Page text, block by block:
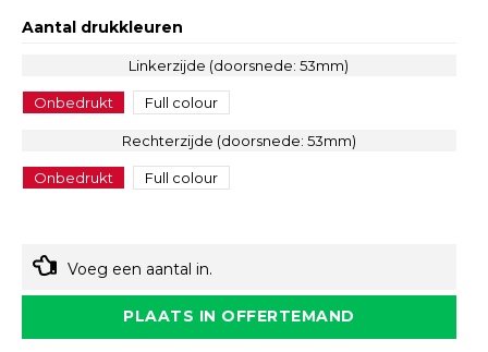
Aantal drukkleuren
Linkerzijde (doorsnede: 53mm)
Onbedrukt Full colour
Rechterzijde (doorsnede: 53mm)
Onbedrukt Full colour
Voeg een aantal in.
PLAATS IN OFFERTEMAND